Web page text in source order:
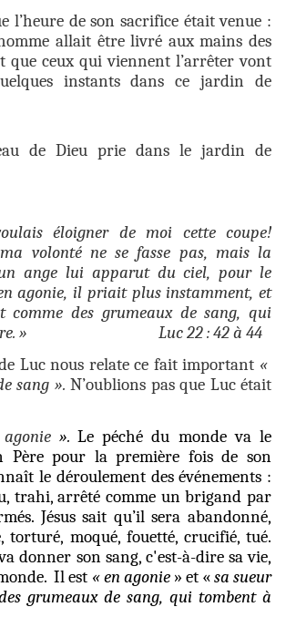
l’heure de son sacrifice était venue :
allait être livré aux mains des
que ceux qui viennent l’arrêter vont
instants dans ce jardin de
de Dieu prie dans le jardin de
éloigner de moi cette coupe!
volonté ne se fasse pas, mais la
ange lui apparut du ciel, pour le
agonie, il priait plus instamment, et
comme des grumeaux de sang, qui
terre. » Luc 22 : 42 à 44
Luc nous relate ce fait important «
sang ». N’oublions pas que Luc était
». Le péché du monde va le
Père pour la première fois de son
le déroulement des événements :
trahi, arrêté comme un brigand par
Jésus sait qu’il sera abandonné,
torturé, moqué, fouetté, crucifié, tué.
donner son sang, c'est-à-dire sa vie,
Il est « en agonie» et «sa sueur
grumeaux de sang, qui tombent à